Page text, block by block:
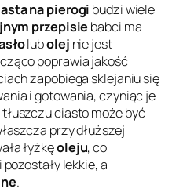
na pierogi budzi wiele
przepisie babci ma
lubolej nie jest
poprawia jakość
zapobiega sklejaniu się
i gotowania, czyniąc je
tłuszczu ciasto może być
przy dłuższej
łyżkęoleju, co
lekkie, a
.